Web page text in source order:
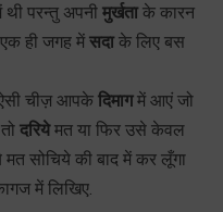
परन्तु अपनी मुर्खताके कारन
ही जगह मेंसदाके लिए बस
चीज़ आपके दिमागमें आएं जो
दरियेमत या फिर उसे केवल
सोचिये की बाद में कर लूँगा
में लिखिए.